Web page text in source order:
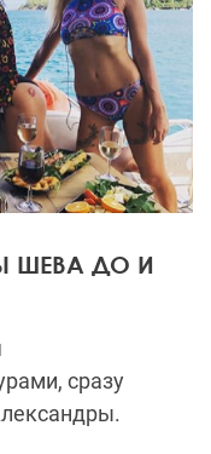
ШЕВА ДО И
сразу